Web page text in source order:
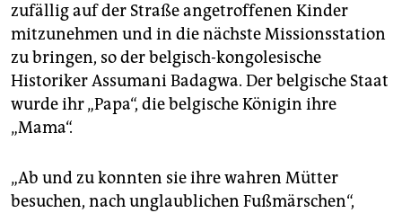
zufällig auf der Straße angetroffenen Kinder
mitzunehmen und in die nächste Mis­sions­station
zu bringen, so der belgisch-kongolesische
Historiker Assumani Badagwa. Der belgische Staat
wurde ihr „Papa“, die belgische Königin ihre
„Mama“.
„Ab und zu konnten sie ihre wahren Mütter
besuchen, nach unglaublichen Fußmärschen“,